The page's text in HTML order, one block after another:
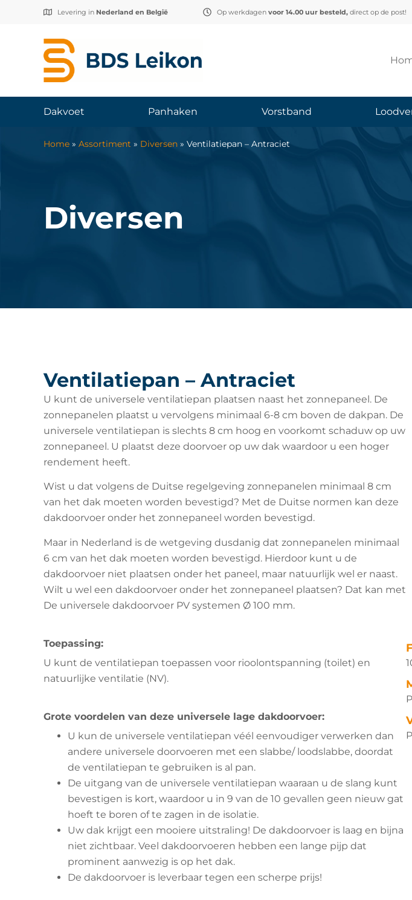
Levering in Nederland en België Op werkdagen voor 14.00 uur besteld,direct op de post!
Dakvoet Panhaken Vorstband
Home » Assortiment » Diversen » Ventilatiepan – Antraciet
Diversen
Ventilatiepan – Antraciet
U kunt de universele ventilatiepan plaatsen naast het zonnepaneel. De
zonnepanelen plaatst u vervolgens minimaal 6-8 cm boven de dakpan. De
universele ventilatiepan is slechts 8 cm hoog en voorkomt schaduw op uw
zonnepaneel. U plaatst deze doorvoer op uw dak waardoor u een hoger
rendement heeft.
Wist u dat volgens de Duitse regelgeving zonnepanelen minimaal 8 cm
van het dak moeten worden bevestigd? Met de Duitse normen kan deze
dakdoorvoer onder het zonnepaneel worden bevestigd.
Maar in Nederland is de wetgeving dusdanig dat zonnepanelen minimaal
6 cm van het dak moeten worden bevestigd. Hierdoor kunt u de
dakdoorvoer niet plaatsen onder het paneel, maar natuurlijk wel er naast.
Wilt u wel een dakdoorvoer onder het zonnepaneel plaatsen? Dat kan met
De universele dakdoorvoer PV systemen Ø 100 mm.
Toepassing:
U kunt de ventilatiepan toepassen voor rioolontspanning (toilet) en
natuurlijke ventilatie (NV).
Grote voordelen van deze universele lage dakdoorvoer:
U kun de universele ventilatiepan véél eenvoudiger verwerken dan
andere universele doorvoeren met een slabbe/ loodslabbe, doordat
de ventilatiepan te gebruiken is al pan.
De uitgang van de universele ventilatiepan waaraan u de slang kunt
bevestigen is kort, waardoor u in 9 van de 10 gevallen geen nieuw gat
hoeft te boren of te zagen in de isolatie.
Uw dak krijgt een mooiere uitstraling! De dakdoorvoer is laag en bijna
niet zichtbaar. Veel dakdoorvoeren hebben een lange pijp dat
prominent aanwezig is op het dak.
De dakdoorvoer is leverbaar tegen een scherpe prijs!